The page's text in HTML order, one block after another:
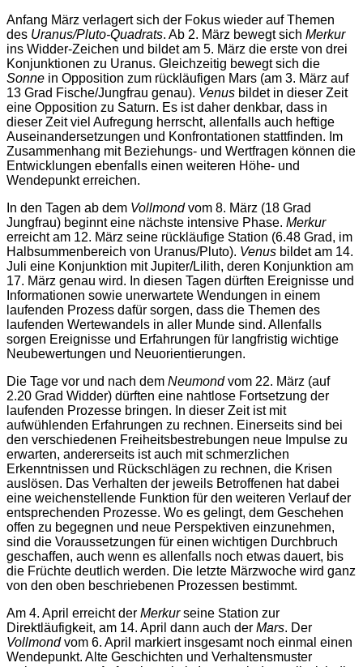
Anfang März verlagert sich der Fokus wieder auf Themen
des Uranus/Pluto-Quadrats. Ab 2. März bewegt sich Merkur
ins Widder-Zeichen und bildet am 5. März die erste von drei
Konjunktionen zu Uranus. Gleichzeitig bewegt sich die
Sonne in Opposition zum rückläufigen Mars (am 3. März auf
13 Grad Fische/Jungfrau genau). Venus bildet in dieser Zeit
eine Opposition zu Saturn. Es ist daher denkbar, dass in
dieser Zeit viel Aufregung herrscht, allenfalls auch heftige
Auseinandersetzungen und Konfrontationen stattfinden. Im
Zusammenhang mit Beziehungs- und Wertfragen können die
Entwicklungen ebenfalls einen weiteren Höhe- und
Wendepunkt erreichen.
In den Tagen ab dem Vollmondvom 8. März (18 Grad
Jungfrau) beginnt eine nächste intensive Phase. Merkur
erreicht am 12. März seine rückläufige Station (6.48 Grad, im
Halbsummenbereich von Uranus/Pluto). Venus bildet am 14.
Juli eine Konjunktion mit Jupiter/Lilith, deren Konjunktion am
17. März genau wird. In diesen Tagen dürften Ereignisse und
Informationen sowie unerwartete Wendungen in einem
laufenden Prozess dafür sorgen, dass die Themen des
laufenden Wertewandels in aller Munde sind. Allenfalls
sorgen Ereignisse und Erfahrungen für langfristig wichtige
Neubewertungen und Neuorientierungen.
Die Tage vor und nach dem Neumondvom 22. März (auf
2.20 Grad Widder) dürften eine nahtlose Fortsetzung der
laufenden Prozesse bringen. In dieser Zeit ist mit
aufwühlenden Erfahrungen zu rechnen. Einerseits sind bei
den verschiedenen Freiheitsbestrebungen neue Impulse zu
erwarten, andererseits ist auch mit schmerzlichen
Erkenntnissen und Rückschlägen zu rechnen, die Krisen
auslösen. Das Verhalten der jeweils Betroffenen hat dabei
eine weichenstellende Funktion für den weiteren Verlauf der
entsprechenden Prozesse. Wo es gelingt, dem Geschehen
offen zu begegnen und neue Perspektiven einzunehmen,
sind die Voraussetzungen für einen wichtigen Durchbruch
geschaffen, auch wenn es allenfalls noch etwas dauert, bis
die Früchte deutlich werden. Die letzte März­woche wird ganz
von den oben beschriebenen Prozessen bestimmt.
Am 4. April erreicht der Merkurseine Station zur
Direktläufigkeit, am 14. April dann auch der Mars. Der
Vollmondvom 6. April markiert insgesamt noch einmal einen
Wendepunkt. Alte Geschichten und Verhaltensmuster